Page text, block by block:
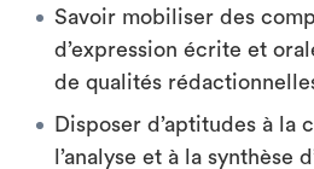
Savoir mobiliser des
d’expression écrite et
de qualités
Disposer d’aptitudes à la
l’analyse et à la synthèse